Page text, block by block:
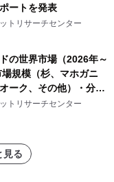
ートを発表
トリサーチセンター
の世界市場（2026年～
規模（杉、マホガニ
ーク、その他）・分析
トリサーチセンター
見る